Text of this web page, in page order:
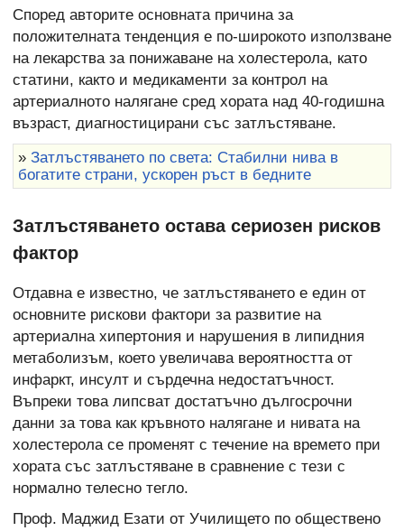
Според авторите основната причина за
положителната тенденция е по-широкото използване
на лекарства за понижаване на холестерола, като
статини, както и медикаменти за контрол на
артериалното налягане сред хората над 40-годишна
възраст, диагностицирани със затлъстяване.
» Затлъстяването по света: Стабилни нива в
богатите страни, ускорен ръст в бедните
Затлъстяването остава сериозен рисков
фактор
Отдавна е известно, че затлъстяването е един от
основните рискови фактори за развитие на
артериална хипертония и нарушения в липидния
метаболизъм, което увеличава вероятността от
инфаркт, инсулт и сърдечна недостатъчност.
Въпреки това липсват достатъчно дългосрочни
данни за това как кръвното налягане и нивата на
холестерола се променят с течение на времето при
хората със затлъстяване в сравнение с тези с
нормално телесно тегло.
Проф. Маджид Езати от Училището по обществено